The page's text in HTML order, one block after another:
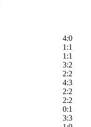
4:0
1:1
1:1
3:2
2:2
4:3
2:2
2:2
0:1
3:3